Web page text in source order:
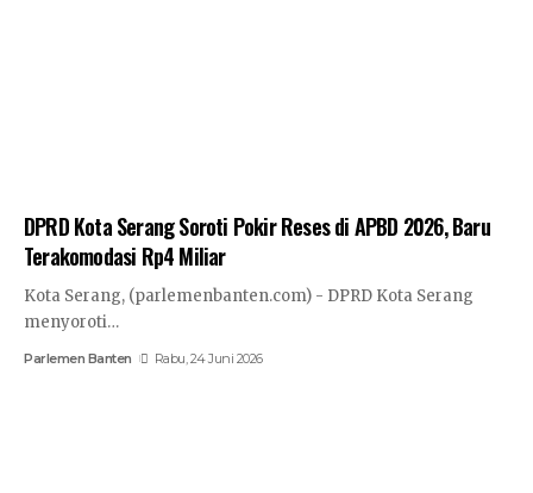
DPRD Kota Serang Soroti Pokir Reses di APBD 2026, Baru
Terakomodasi Rp4 Miliar
Kota Serang, (parlemenbanten.com) - DPRD Kota Serang
menyoroti…
Parlemen Banten Rabu, 24 Juni 2026